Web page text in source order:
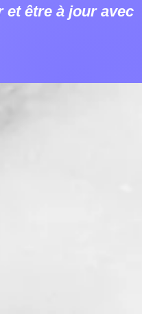
et être à jour avec